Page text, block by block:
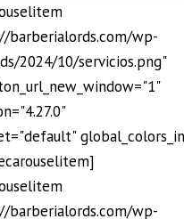
barberialords.com/wp-
2024/10/servicios.png"
barberialords.com/wp-